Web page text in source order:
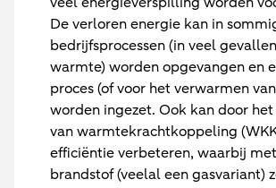
De verloren energie kan in
bedrijfsprocessen (in veel
warmte) worden opgevangen en
proces (of voor het verwarmen
worden ingezet. Ook kan door
van warmtekrachtkoppeling
efficiëntie verbeteren, waarbij
brandstof (veelal een gasvariant)